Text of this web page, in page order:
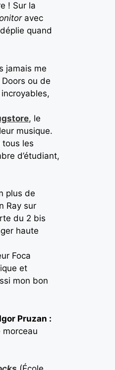
! Sur la
avec
quand
jamais me
ou de
, le
musique.
tous les
d’étudiant,
plus de
Ray sur
du 2 bis
haute
Foca
et
mon bon
Pruzan :